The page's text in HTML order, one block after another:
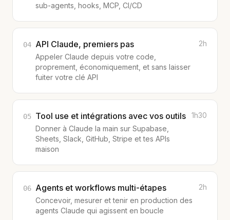
sub-agents, hooks, MCP, CI/CD
04 API Claude, premiers pas
Appeler Claude depuis votre code,
proprement, économiquement, et sans laisser
fuiter votre clé API
2h
05 Tool use et intégrations avec vos outils
Donner à Claude la main sur Supabase,
Sheets, Slack, GitHub, Stripe et tes APIs
maison
1h30
06 Agents et workflows multi-étapes
Concevoir, mesurer et tenir en production des
agents Claude qui agissent en boucle
2h